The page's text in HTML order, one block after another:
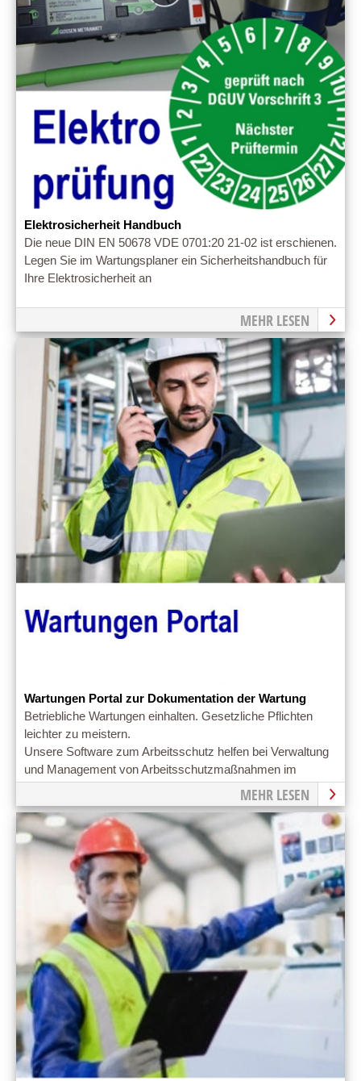
Elektrosicherheit Handbuch
Die neue DIN EN 50678 VDE 0701:20 21-02 ist erschienen.
Legen Sie im Wartungsplaner ein Sicherheitshandbuch für
Ihre Elektrosicherheit an
MEHR LESEN
Wartungen Portal zur Dokumentation der Wartung
Betriebliche Wartungen einhalten. Gesetzliche Pflichten
leichter zu meistern.
Unsere Software zum Arbeitsschutz helfen bei Verwaltung
und Management von Arbeitsschutzmaßnahmen im
Betrieb.
MEHR LESEN